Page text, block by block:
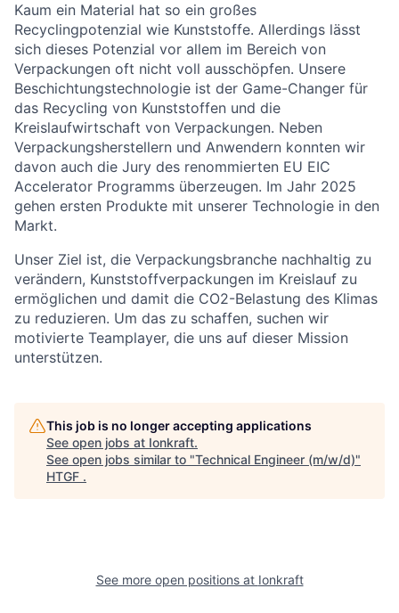
Kaum ein Material hat so ein großes
Recyclingpotenzial wie Kunststoffe. Allerdings lässt
sich dieses Potenzial vor allem im Bereich von
Verpackungen oft nicht voll ausschöpfen. Unsere
Beschichtungstechnologie ist der Game-Changer für
das Recycling von Kunststoffen und die
Kreislaufwirtschaft von Verpackungen. Neben
Verpackungsherstellern und Anwendern konnten wir
davon auch die Jury des renommierten EU EIC
Accelerator Programms überzeugen. Im Jahr 2025
gehen ersten Produkte mit unserer Technologie in den
Markt.
Unser Ziel ist, die Verpackungsbranche nachhaltig zu
verändern, Kunststoffverpackungen im Kreislauf zu
ermöglichen und damit die CO2-Belastung des Klimas
zu reduzieren. Um das zu schaffen, suchen wir
motivierte Teamplayer, die uns auf dieser Mission
unterstützen.
This job is no longer accepting applications
See open jobs at Ionkraft.
See open jobs similar to "Technical Engineer (m/w/d)"
HTGF .
See more open positions at Ionkraft